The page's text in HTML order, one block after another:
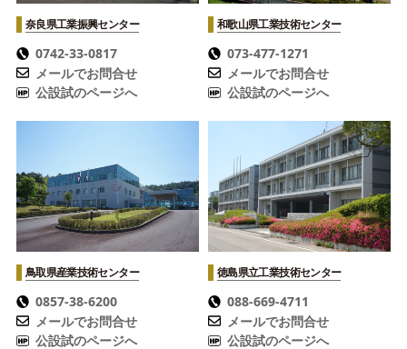
奈良県工業振興センター
0742-33-0817
メールでお問合せ
公設試のページへ
和歌山県工業技術センター
073-477-1271
メールでお問合せ
公設試のページへ
鳥取県産業技術センター
0857-38-6200
メールでお問合せ
公設試のページへ
徳島県立工業技術センター
088-669-4711
メールでお問合せ
公設試のページへ